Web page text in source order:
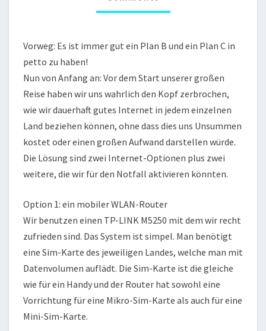
N
A
F
R
I
S
E
N
S
Vorweg: Es ist immer gut ein Plan B und ein Plan C in
petto zu haben!
Nun von Anfang an: Vor dem Start unserer großen
Reise haben wir uns wahrlich den Kopf zerbrochen,
wie wir dauerhaft gutes Internet in jedem einzelnen
Land beziehen können, ohne dass dies uns Unsummen
kostet oder einen großen Aufwand darstellen würde.
Die Lösung sind zwei Internet-Optionen plus zwei
weitere, die wir für den Notfall aktivieren könnten.
Option 1: ein mobiler WLAN-Router
Wir benutzen einen TP-LINK M5250 mit dem wir recht
zufrieden sind. Das System ist simpel. Man benötigt
eine Sim-Karte des jeweiligen Landes, welche man mit
Datenvolumen auflädt. Die Sim-Karte ist die gleiche
wie für ein Handy und der Router hat sowohl eine
Vorrichtung für eine Mikro-Sim-Karte als auch für eine
Mini-Sim-Karte.